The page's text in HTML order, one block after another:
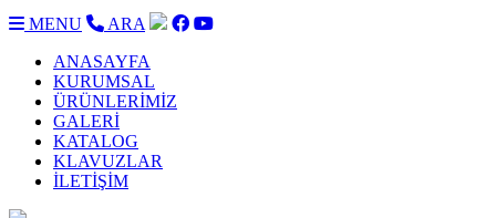
MENU
ARA
ANASAYFA
KURUMSAL
ÜRÜNLERİMİZ
GALERİ
KATALOG
KLAVUZLAR
İLETİŞİM